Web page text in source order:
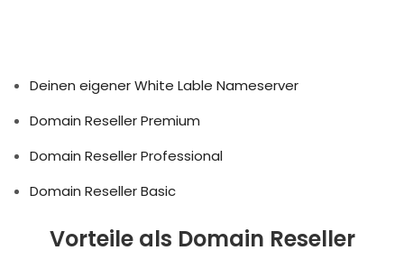
Deinen eigener White Lable Nameserver
Domain Reseller Premium
Domain Reseller Professional
Domain Reseller Basic
Vorteile als Domain Reseller